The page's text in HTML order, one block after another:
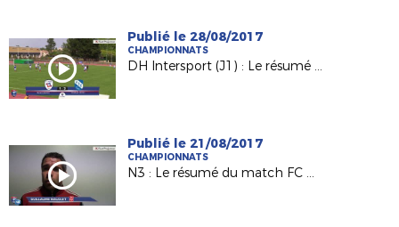
Publié le 28/08/2017
CHAMPIONNATS
DH Intersport (J1) : Le résumé de FC Rezé / AS La Châtaigneraie (1-2)
Publié le 21/08/2017
CHAMPIONNATS
N3 : Le résumé du match FC Challans / Voltigeurs de Châteaubriant